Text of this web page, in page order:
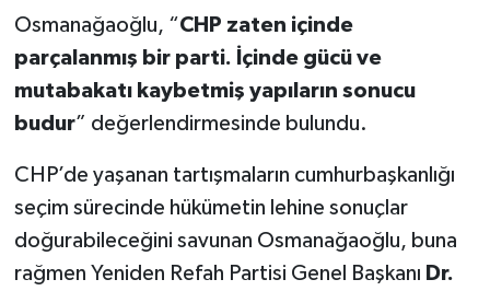
Osmanağaoğlu, “CHP zaten içinde
parçalanmış bir parti. İçinde gücü ve
mutabakatı kaybetmiş yapıların sonucu
budur” değerlendirmesinde bulundu.
CHP’de yaşanan tartışmaların cumhurbaşkanlığı
seçim sürecinde hükümetin lehine sonuçlar
doğurabileceğini savunan Osmanağaoğlu, buna
rağmen Yeniden Refah Partisi Genel Başkanı Dr.